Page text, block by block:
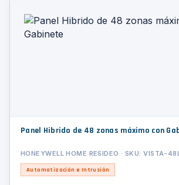
Panel Hibrido de 48 zonas máximo con
HONEYWELL HOME RESIDEO · SKU: VISTA-
Automatización e Intrusión